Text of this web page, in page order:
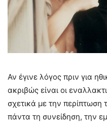
Αν έγινε λόγος πριν για
ακριβώς είναι οι
σχετικά με την περίπτωση
πάντα τη συνείδηση, την